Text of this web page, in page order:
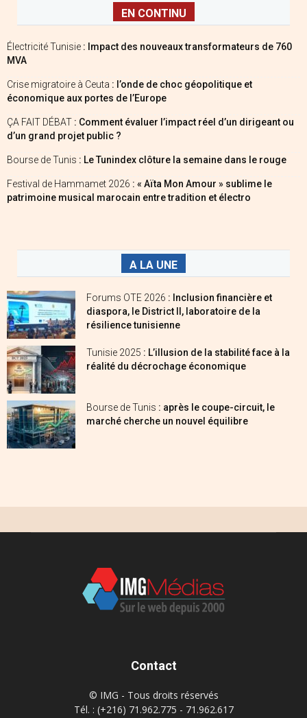
EN CONTINU
Électricité Tunisie : Impact des nouveaux transformateurs de 760
MVA
Crise migratoire à Ceuta : l’onde de choc géopolitique et
économique aux portes de l’Europe
ÇA FAIT DÉBAT : Comment évaluer l’impact réel d’un dirigeant ou
d’un grand projet public ?
Bourse de Tunis : Le Tunindex clôture la semaine dans le rouge
Festival de Hammamet 2026 : « Aïta Mon Amour » sublime le
patrimoine musical marocain entre tradition et électro
A LA UNE
Forums OTE 2026 : Inclusion financière et
diaspora, le District II, laboratoire de la
résilience tunisienne
Tunisie 2025 : L’illusion de la stabilité face à la
réalité du décrochage économique
Bourse de Tunis : après le coupe-circuit, le
marché cherche un nouvel équilibre
Contact
© IMG - Tous droits réservés
Tél. : (+216) 71.962.775 - 71.962.617